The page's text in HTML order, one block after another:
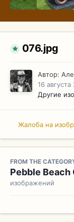
076.jpg
Автор:
16 августа
Другие
Жалоба на
FROM THE
Pebble
изображений